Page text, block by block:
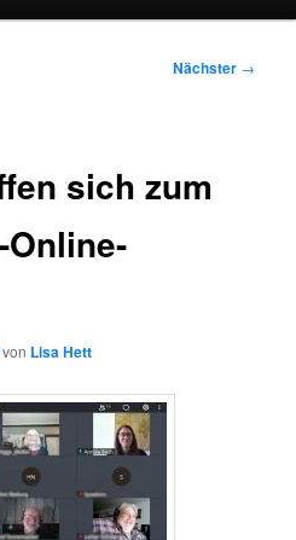
Nächster →
sich zum
Online-
von Lisa Hett